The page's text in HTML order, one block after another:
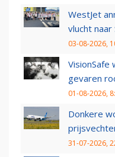
WestJet
vlucht naar
03-08-2026,
VisionSafe
gevaren
01-08-2026,
Donkere
31-07-2026,